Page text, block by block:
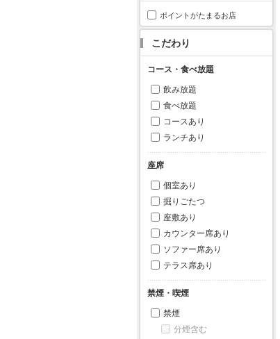
ポイントがたまるお店
こだわり
コース・食べ放題
飲み放題
食べ放題
コースあり
ランチあり
座席
個室あり
掘りごたつ
座敷あり
カウンター席あり
ソファー席あり
テラス席あり
禁煙・喫煙
禁煙
分煙含む